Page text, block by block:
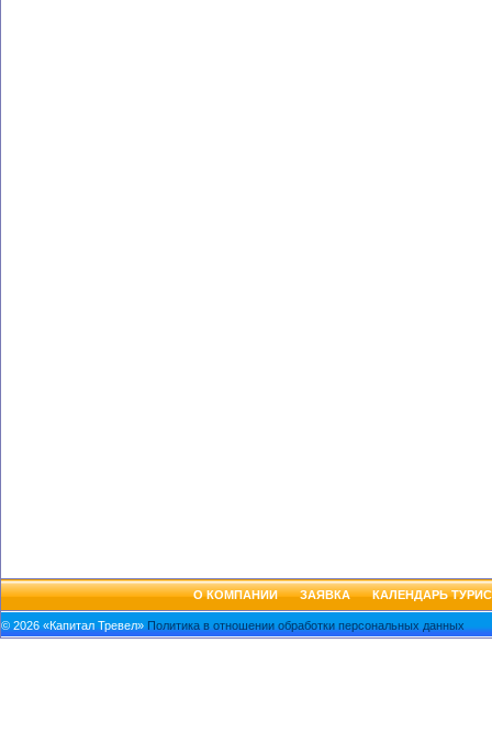
О КОМПАНИИ ЗАЯВКА КАЛЕНДАРЬ
© 2026 «Капитал Тревел» Политика в отношении обработки персональных данных